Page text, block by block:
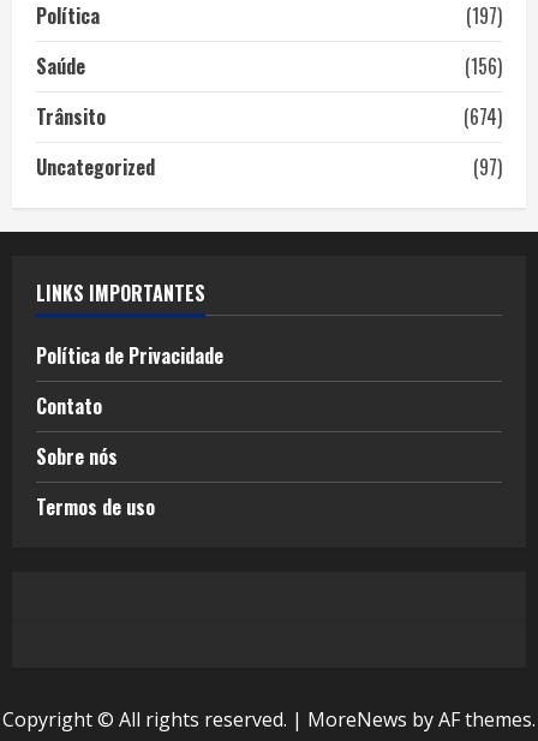
Política
(197)
Saúde
(156)
Trânsito
(674)
Uncategorized
(97)
LINKS IMPORTANTES
Política de Privacidade
Contato
Sobre nós
Termos de uso
Copyright © All rights reserved. | MoreNews by AF themes.